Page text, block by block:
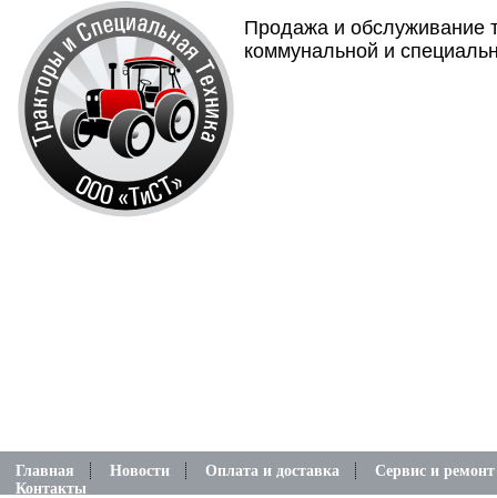
Продажа и обслуживание
коммунальной и
Главная Новости Оплата и доставка
Сервис и ремонт
Контакты